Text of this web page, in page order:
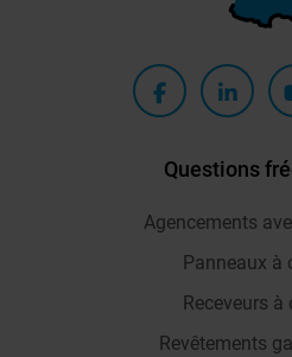
Questions
Agencements
Panneaux à
Receveurs à
Revêtements